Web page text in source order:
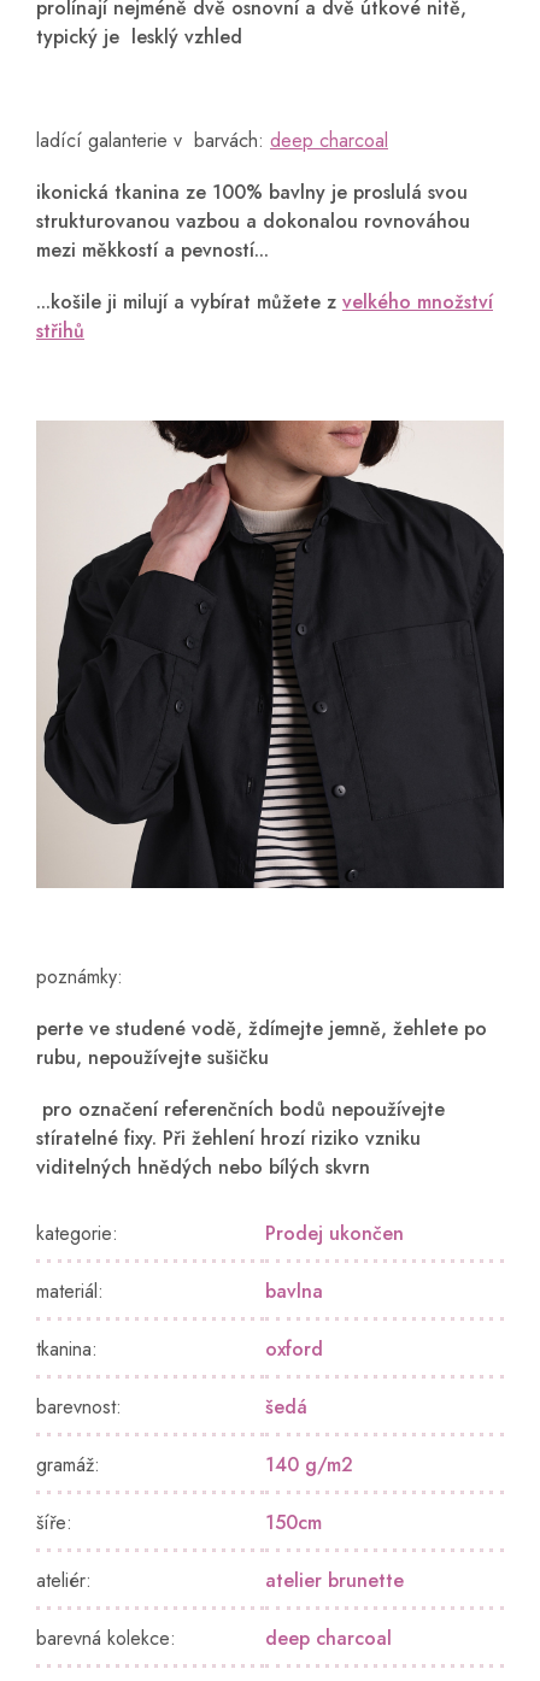
prolínají nejméně dvě osnovní a dvě útkové nitě,
typický je lesklý vzhled
ladící galanterie v barvách: deep charcoal
ikonická tkanina ze 100% bavlny je proslulá svou
strukturovanou vazbou a dokonalou rovnováhou
mezi měkkostí a pevností...
...košile ji milují a vybírat můžete z velkého množství
střihů
poznámky:
perte ve studené vodě, ždímejte jemně, žehlete po
rubu, nepoužívejte sušičku
pro označení referenčních bodů nepoužívejte
stíratelné fixy. Při žehlení hrozí riziko vzniku
viditelných hnědých nebo bílých skvrn
kategorie: Prodej ukončen
materiál: bavlna
tkanina: oxford
barevnost: šedá
gramáž: 140 g/m2
šíře: 150cm
ateliér: atelier brunette
barevná kolekce: deep charcoal